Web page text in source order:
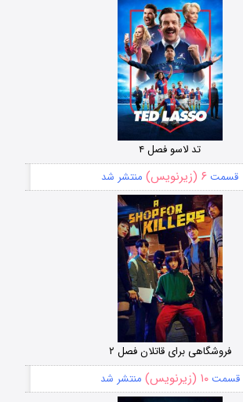
تد لاسو فصل ۴
قسمت ۶ (زیرنویس) منتشر شد
فروشگاهی برای قاتلان فصل ۲
قسمت۱۰ (زیرنویس) منتشر شد